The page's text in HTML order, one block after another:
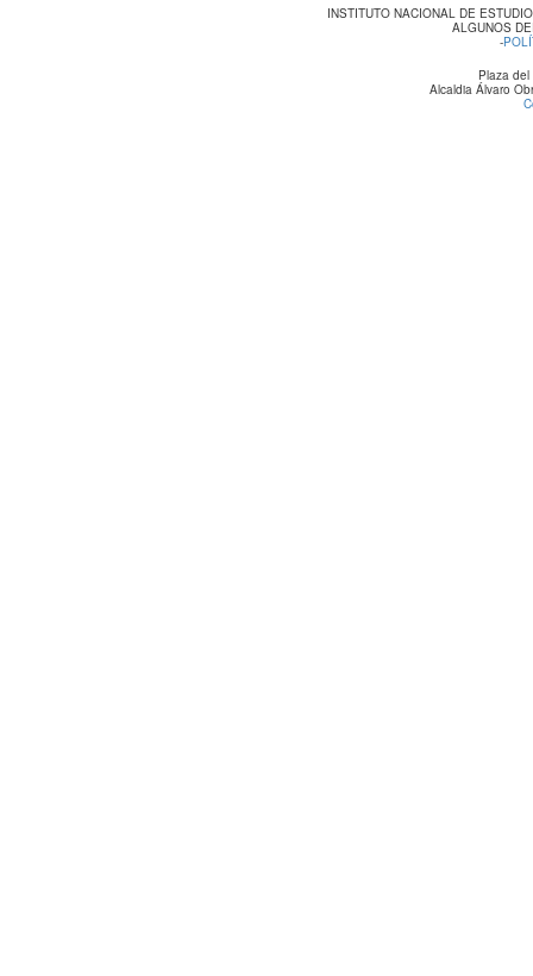
INSTITUTO NACIONAL DE
ALGUNOS
-
Plaza
Alcaldia Álvaro